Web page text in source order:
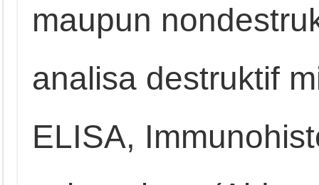
maupun
analisa destruktif
ELISA,